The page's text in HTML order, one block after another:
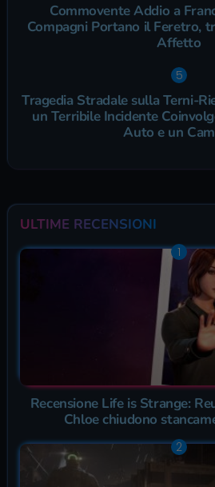
Commovente Addio a
Compagni Portano il Feretro,
Affetto
Tragedia Stradale sulla Terni-
un Terribile Incidente
Auto e un
ULTIME RECENSIONI
Recensione Life is Strange:
Chloe chiudono